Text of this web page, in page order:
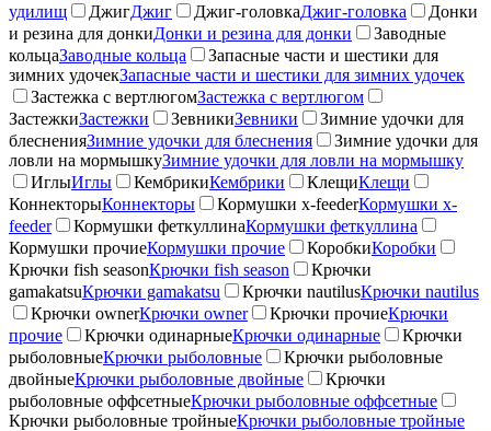
удилищ
ДжигДжиг Джиг-головкаДжиг-головка
Донки
и резина для донкиДонки и резина для донки
Заводные
кольцаЗаводные кольца
Запасные части и шестики для
зимних удочекЗапасные части и шестики для зимних удочек
Застежка с вертлюгомЗастежка с вертлюгом
ЗастежкиЗастежки ЗевникиЗевники
Зимние удочки для
блесненияЗимние удочки для блеснения
Зимние удочки для
ловли на мормышкуЗимние удочки для ловли на мормышку
ИглыИглы КембрикиКембрики КлещиКлещи
КоннекторыКоннекторы Кормушки x-feederКормушки x-
feeder
Кормушки феткуллинаКормушки феткуллина
Кормушки прочиеКормушки прочие КоробкиКоробки
Крючки fish seasonКрючки fish season
Крючки
gamakatsuКрючки gamakatsu Крючки nautilusКрючки nautilus
Крючки ownerКрючки owner Крючки прочиеКрючки
прочие
Крючки одинарныеКрючки одинарные
Крючки
рыболовныеКрючки рыболовные
Крючки рыболовные
двойныеКрючки рыболовные двойные
Крючки
рыболовные оффсетныеКрючки рыболовные оффсетные
Крючки рыболовные тройныеКрючки рыболовные тройные